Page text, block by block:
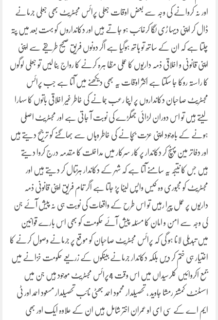
اور نہ کروانے کی وجہ سے بعض اوقات جعلی پرائس مجسٹریٹ بھی جعلی جرمانے
ڈال کر اپنی دیہا ڑی لگا کرغائب ہو جاتے ہیں اور دکانداروں کو بہت بعد میں پتہ
چلتا ہے کہ ان کے ساتھ تو ہاتھ ہوگیا ہے اگر دونوں فریق صحیح طریقے سے اپنی
اپنی قانونی و اخلاقی ذمہ داریوں کا عملی مظا ہرہ کرنے کا رواج بنا لیں تو جعلی لوگوں
کا راستہ روکا جا سکتا ہے اکثر اوقات یہ بھی دیکھنے میں آتا ہے جب پرائس
مجسٹریٹ صاحبان دکانداروں پر اپنا رعب جمانے کی خاطر غیر اخلاقی باتوں کا سہارا
لیتے ہیں تو اس دوران لڑائی جھگڑے کی نوبت آ جاتی ہے اور مجسٹریٹ اصلی
ہونے کے باوجود اپنی عزت بچانے کی خاطر وہاں سے بھاگنے کو ترجیح دیتے ہیں
اور دفاتر مین پہنچ کر دکاندار پر کار سرکار میں مداخلت کا مقدمہ درج کروا دیتے
ہیں جس کا نتیجہ یہ سامنے آتا ہے کہ شہر کے دکاندار ہڑتال کر دیتے ہیں اور
مجسٹریٹ کو مجبوری وہ کیس واپس لینا پڑ جاتا ہے اگر تمام فریق اپنی قانونی ذمہ
داریوں پر عمل پیرا رہیں تو اس طرح کے واقعات کی نوبت ہی نہ پیش آئے جن
کی وجہ سے امن و امان کا مسئلہ پیش آئے حکومت کو بھی اس بارے قوانین
میں تبدیلی لانا ہو گی کہ پرائس مجسٹریٹ صاحبان کو موقع پر جرمانے وصول کرنے کا
اختیار ہی ختم کر دیں بلکہ دکاندار جرمانے بینکوں کے زریعے حکومت خزانے میں
جمع اکروائیں کلرسیداں میں اس وقت 4پرائس مجسٹریٹ موجود ہیں جن میں
اسسٹنٹ کمشنر رمشا جاوید ، تحصیلدار محمود احمد بھٹی نائب تحصیلدار مسعود احمد اور ٹی
ایم اے کے سی ای او عمران اختر شامل ہیں ان کے علاوہ ایک اور بھی